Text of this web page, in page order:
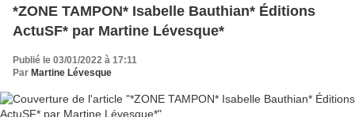
*ZONE TAMPON* Isabelle Bauthian* Éditions
ActuSF* par Martine Lévesque*
Publié le 03/01/2022 à 17:11
Par Martine Lévesque